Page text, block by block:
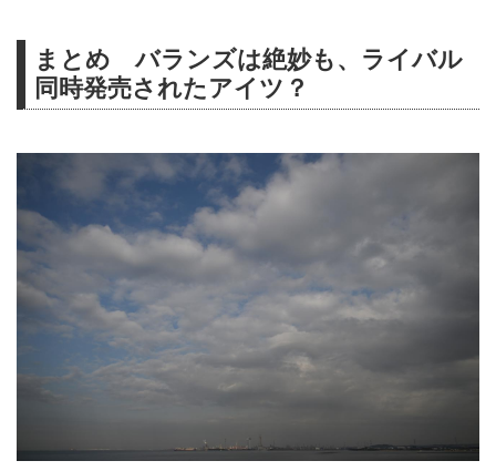
まとめ バランズは絶妙も、ライバル
同時発売されたアイツ？